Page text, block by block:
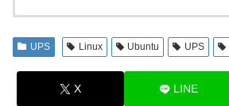
UPS Linux Ubuntu UPS
X LINE